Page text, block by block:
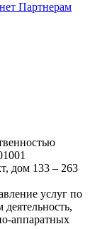
Партнерам
дом 133 – 263
услуг по
аппаратных